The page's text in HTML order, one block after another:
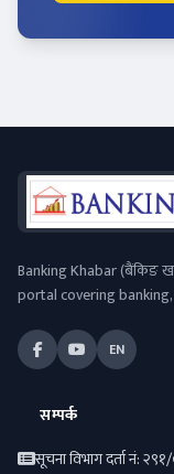
Banking Khabar (बैंकिङ
portal covering
EN
सम्पर्क
सूचना विभाग दर्ता नं: